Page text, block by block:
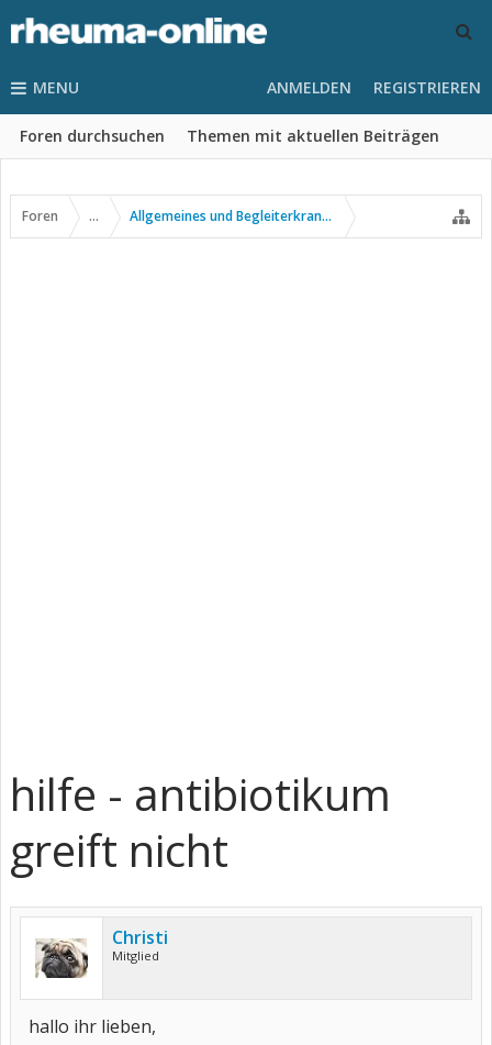
MENU
Foren durchsuchen Themen mit aktuellen Beiträgen
ANMELDEN REGISTRIEREN
Foren ... Allgemeines und Begleiterkrankungen
hilfe - antibiotikum
greift nicht
Christi
Mitglied
hallo ihr lieben,